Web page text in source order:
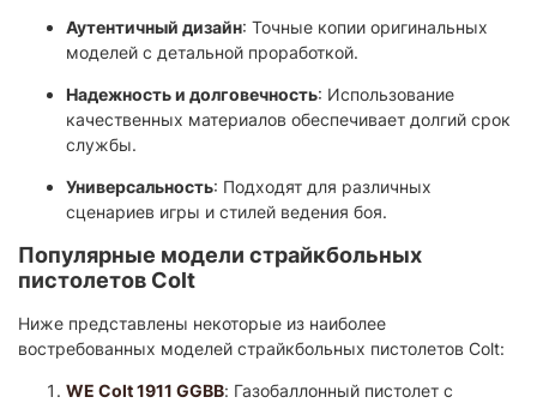
Аутентичный дизайн: Точные копии оригинальных
моделей с детальной проработкой.​
Надежность и долговечность: Использование
качественных материалов обеспечивает долгий срок
службы.​
Универсальность: Подходят для различных
сценариев игры и стилей ведения боя.​
Популярные модели страйкбольных
пистолетов Colt
Ниже представлены некоторые из наиболее
востребованных моделей страйкбольных пистолетов Colt:
WE Colt 1911 GGBB: Газобаллонный пистолет с